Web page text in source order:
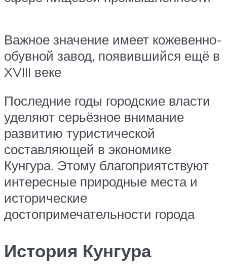
Важное значение имеет кожевенно-
обувной завод, появившийся ещё в
XVIII веке
Последние годы городские власти
уделяют серьёзное внимание
развитию туристической
составляющей в экономике
Кунгура. Этому благоприятствуют
интересные природные места и
исторические
достопримечательности города
История Кунгура